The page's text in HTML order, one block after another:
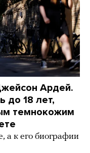
Ардей.
до 18 лет,
темнокожим
а к его биографии